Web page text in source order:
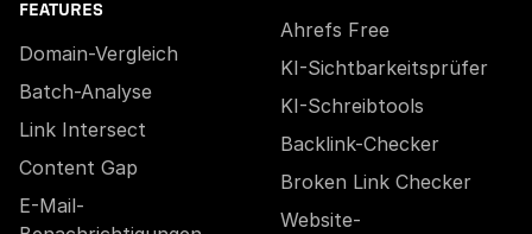
FEATURES
Domain-Vergleich
Batch-Analyse
Link Intersect
Content Gap
E-Mail-
Ahrefs Free
KI-Sichtbarkeitsprüfer
KI-Schreibtools
Backlink-Checker
Broken Link Checker
Website-